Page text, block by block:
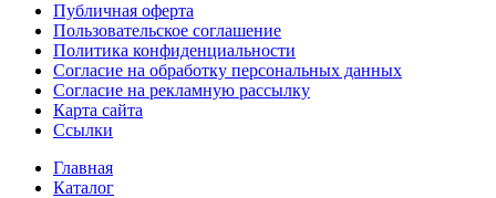
Публичная оферта
Пользовательское соглашение
Политика конфиденциальности
Согласие на обработку персональных данных
Согласие на рекламную рассылку
Карта сайта
Ссылки
Главная
Каталог